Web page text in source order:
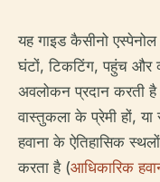
यह गाइड कैसीनो एस्पेनोल
घंटों, टिकटिंग, पहुंच और
अवलोकन प्रदान करती
वास्तुकला के प्रेमी हों,
हवाना के ऐतिहासिक
करता है (आधिकारिक